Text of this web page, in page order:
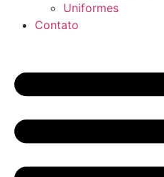
Uniformes
Contato